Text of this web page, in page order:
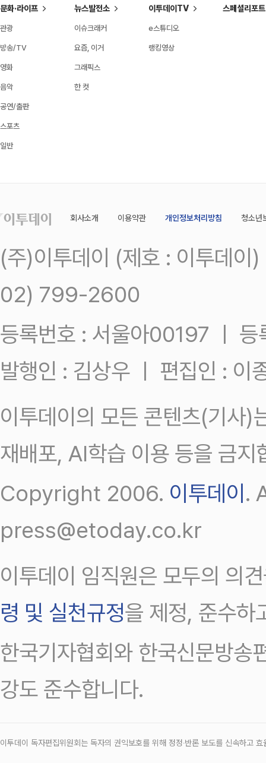
문화·라이프
관광
방송/TV
영화
음악
공연/출판
스포츠
일반
뉴스발전소
이슈크래커
요즘, 이거
그래픽스
한 컷
이투데이TV
e스튜디오
랭킹영상
스페셜리포트
회사소개 이용약관 개인정보처리방침 청소년
(주)이투데이 (제호 : 이투데
02) 799-2600
등록번호 : 서울아00197 ㅣ
발행인 : 김상우 ㅣ 편집인 : 이
이투데이의 모든 콘텐츠(기사)
재배포, AI학습 이용 등을 금지
Copyright 2006. 이투데이.
press@etoday.co.kr
이투데이 임직원은 모두의 의
령 및 실천규정을 제정, 준수하
한국기자협회와 한국신문방송
강도 준수합니다.
이투데이 독자편집위원회는 독자의 권익보호를 위해 정정‧반론 보도를 신속하고